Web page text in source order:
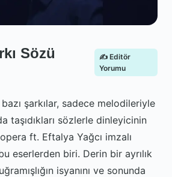
Sözü
✍️ Editör
Yorumu
şarkılar, sadece melodileriyle
taşıdıkları sözlerle dinleyicinin
ft. Eftalya Yağcı imzalı
eserlerden biri. Derin bir ayrılık
isyanını ve sonunda